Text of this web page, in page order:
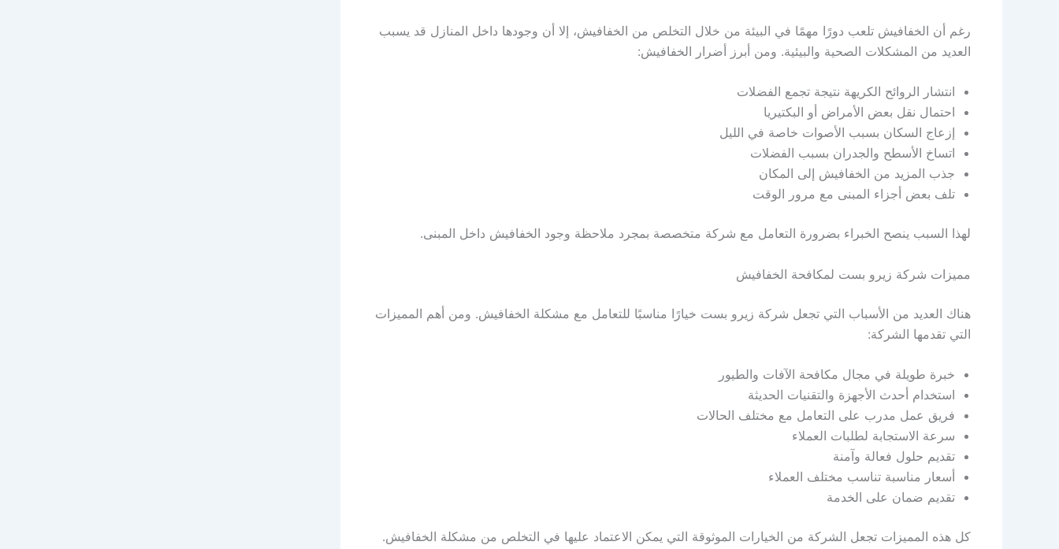
رغم أن الخفافيش تلعب دورًا مهمًا في البيئة من خلال التخلص من الخفافيش، إلا أن وجودها داخل المنازل قد يسبب
العديد من المشكلات الصحية والبيئية. ومن أبرز أضرار الخفافيش:
انتشار الروائح الكريهة نتيجة تجمع الفضلات
احتمال نقل بعض الأمراض أو البكتيريا
إزعاج السكان بسبب الأصوات خاصة في الليل
اتساخ الأسطح والجدران بسبب الفضلات
جذب المزيد من الخفافيش إلى المكان
تلف بعض أجزاء المبنى مع مرور الوقت
لهذا السبب ينصح الخبراء بضرورة التعامل مع شركة متخصصة بمجرد ملاحظة وجود الخفافيش داخل المبنى.
مميزات شركة زيرو بست لمكافحة الخفافيش
هناك العديد من الأسباب التي تجعل شركة زيرو بست خيارًا مناسبًا للتعامل مع مشكلة الخفافيش. ومن أهم المميزات
التي تقدمها الشركة:
خبرة طويلة في مجال مكافحة الآفات والطيور
استخدام أحدث الأجهزة والتقنيات الحديثة
فريق عمل مدرب على التعامل مع مختلف الحالات
سرعة الاستجابة لطلبات العملاء
تقديم حلول فعالة وآمنة
أسعار مناسبة تناسب مختلف العملاء
تقديم ضمان على الخدمة
كل هذه المميزات تجعل الشركة من الخيارات الموثوقة التي يمكن الاعتماد عليها في التخلص من مشكلة الخفافيش.